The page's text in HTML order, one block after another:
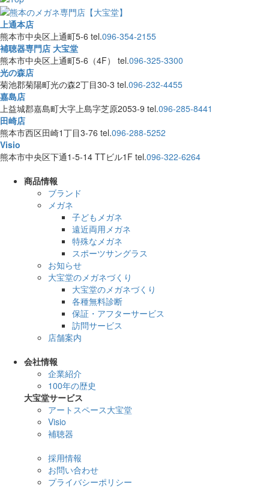
上通本店
熊本市中央区上通町5-6 tel.096-354-2155
補聴器専門店 大宝堂
熊本市中央区上通町5-6（4F） tel.096-325-3300
光の森店
菊池郡菊陽町光の森2丁目30-3 tel.096-232-4455
嘉島店
上益城郡嘉島町大字上島字芝原2053-9 tel.096-285-8441
田崎店
熊本市西区田崎1丁目3-76 tel.096-288-5252
Visio
熊本市中央区下通1-5-14 TTビル1F tel.096-322-6264
商品情報
ブランド
メガネ
子どもメガネ
遠近両用メガネ
特殊なメガネ
スポーツサングラス
お知らせ
大宝堂のメガネづくり
大宝堂のメガネづくり
各種無料診断
保証・アフターサービス
訪問サービス
店舗案内
会社情報
企業紹介
100年の歴史
大宝堂サービス
アートスペース大宝堂
Visio
補聴器
採用情報
お問い合わせ
プライバシーポリシー